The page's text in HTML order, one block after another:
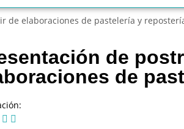
de elaboraciones de pastelería y
de
de
 